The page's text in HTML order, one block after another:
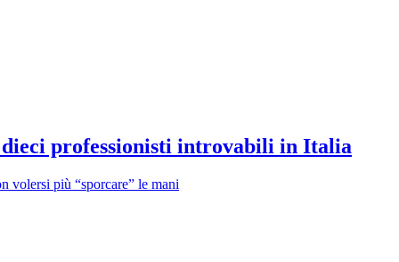
professionisti introvabili in Italia
volersi più “sporcare” le mani